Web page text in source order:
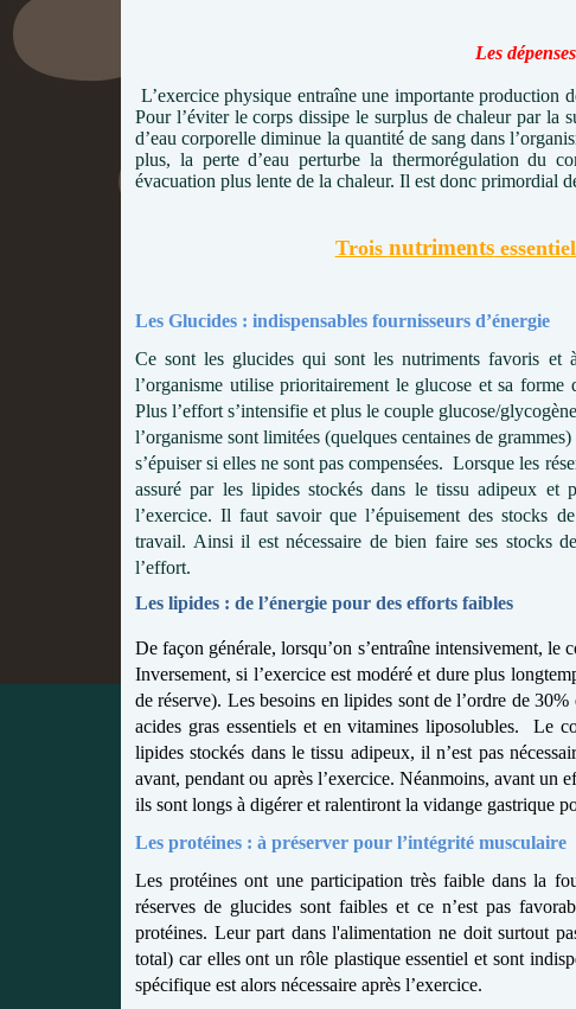
Les
L’exercice physique entraîne une importante production
Pour l’éviter le corps dissipe le surplus de chaleur par la
d’eau corporelle diminue la quantité de sang dans
plus, la perte d’eau perturbe la thermorégulation du
évacuation plus lente de la chaleur. Il est donc primordial
Trois nutriments
Les Glucides : indispensables fournisseurs d’énergie
Ce sont les glucides qui sont les nutriments favoris
l’organisme utilise prioritairement le glucose et sa forme
Plus l’effort s’intensifie et plus le couple glucose/
l’organisme sont limitées (quelques centaines de
s’épuiser si elles ne sont pas compensées. Lorsque les
assuré par les lipides stockés dans le tissu adipeux et
l’exercice. Il faut savoir que l’épuisement des stocks
travail. Ainsi il est nécessaire de bien faire ses stocks
l’effort.
Les lipides : de l’énergie pour des efforts faibles
De façon générale, lorsqu’on s’entraîne intensivement, le
Inversement, si l’exercice est modéré et dure plus
de réserve). Les besoins en lipides sont de l’ordre de
acides gras essentiels et en vitamines liposolubles.
Le
lipides stockés dans le tissu adipeux, il n’est pas
avant, pendant ou après l’exercice. Néanmoins, avant un
ils sont longs à digérer et ralentiront la vidange gastrique
Les protéines : à préserver pour l’intégrité musculaire
Les protéines ont une participation très faible dans la
réserves de glucides sont faibles et ce n’est pas
protéines. Leur part dans l'alimentation ne doit surtout
total) car elles ont un rôle plastique essentiel et sont
spécifique est alors nécessaire après l’exercice.